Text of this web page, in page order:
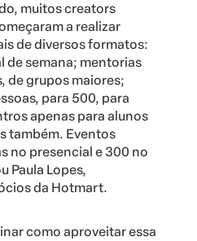
muitos creators
a realizar
de diversos formatos:
de semana; mentorias
de grupos maiores;
para 500, para
apenas para alunos
também. Eventos
no presencial e 300 no
Paula Lopes,
da Hotmart.
como aproveitar essa